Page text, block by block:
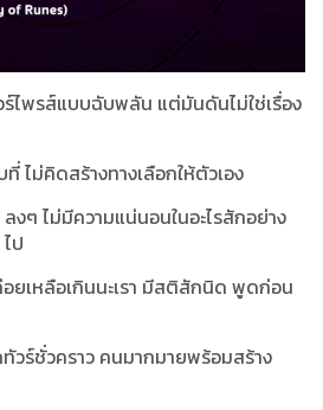
ร์ไพรส์แบบฉับพลัน แต่มันดันไม่ใช่เรื่อง
ไม่คิดสร้างทางเลือกให้ตัวเอง
งๆ ไม่มีความแน่นอนในอะไรสักอย่าง
ป
ยเหลือเกินนะเรา มีสติสักนิด พูดก่อน
วร์ชั่วคราว คนมากมายพร้อมสร้าง